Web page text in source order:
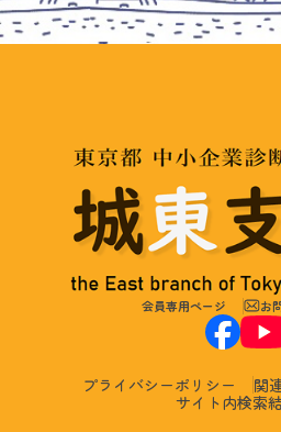
会員専用ページ お
プライバシーポリシー
関
サイト内検索